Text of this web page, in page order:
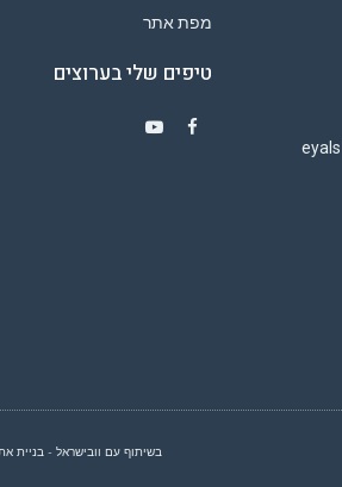
מפת אתר
טיפים שלי בערוצים
בשיתוף עם וובישראל - בניית